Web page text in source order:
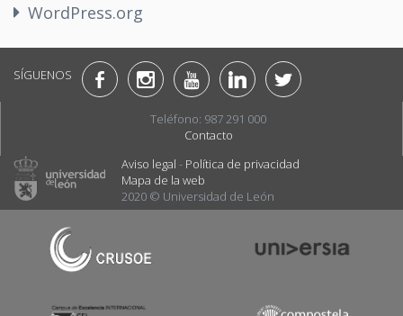
WordPress.org
SÍGUENOS
Teléfono: 987 291 000
Contacto
Aviso legal - Política de privacidad
Mapa de la web
2020 © Universidad de León